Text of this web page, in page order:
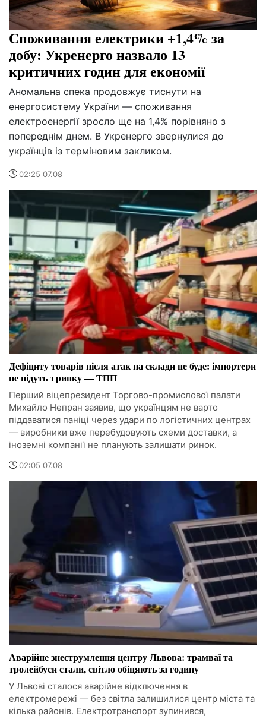
Споживання електрики +1,4% за
добу: Укренерго назвало 13
критичних годин для економії
Аномальна спека продовжує тиснути на
енергосистему України — споживання
електроенергії зросло ще на 1,4% порівняно з
попереднім днем. В Укренерго звернулися до
українців із терміновим закликом.
02:25 07.08
Дефіциту товарів після атак на склади не буде: імпортери
не підуть з ринку — ТПП
Перший віцепрезидент Торгово-промислової палати
Михайло Непран заявив, що українцям не варто
піддаватися паніці через удари по логістичних центрах
— виробники вже перебудовують схеми доставки, а
іноземні компанії не планують залишати ринок.
02:05 07.08
Аварійне знеструмлення центру Львова: трамваї та
тролейбуси стали, світло обіцяють за годину
У Львові сталося аварійне відключення в
електромережі — без світла залишилися центр міста та
кілька районів. Електротранспорт зупинився,